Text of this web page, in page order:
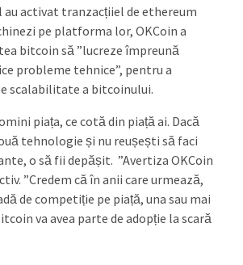
au activat tranzacțiiel de ethereum
pe platforma lor, OKCoin a
bitcoin să ”lucreze împreună
probleme tehnice”, pentru a
scalabilitate a bitcoinului.
piața, ce cotă din piață ai. Dacă
tehnologie și nu reușești să faci
o să fii depășit. ”Avertiza OKCoin
”Credem că în anii care urmează,
de competiție pe piață, una sau mai
va avea parte de adopție la scară